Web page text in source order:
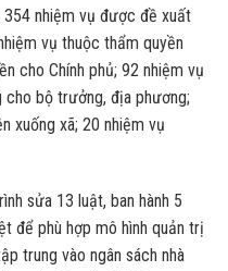
354 nhiệm vụ được đề xuất
vụ thuộc thẩm quyền
cho Chính phủ; 92 nhiệm vụ
bộ trưởng, địa phương;
xuống xã; 20 nhiệm vụ
sửa 13 luật, ban hành 5
để phù hợp mô hình quản trị
trung vào ngân sách nhà